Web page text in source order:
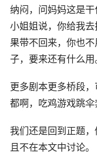
纳闷，问妈妈这是
小姐姐说，你给我
果带不回来，你也
子，要来还有什么用
更多剧本更多桥段
都啊，吃鸡游戏跳
我们还是回到正题
且不在本文中讨论。